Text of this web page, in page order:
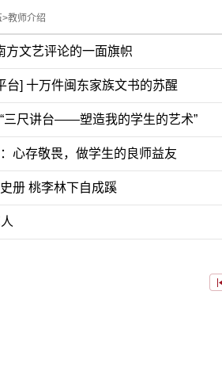
>教师介绍
方文艺评论的一面旗帜
台] 十万件闽东家族文书的苏醒
三尺讲台——塑造我的学生的艺术”
心存敬畏，做学生的良师益友
册 桃李林下自成蹊